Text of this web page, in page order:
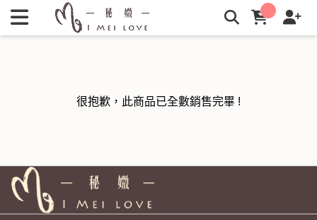
秘媺I Mei Love: 愛美愛自己，引導你從外用到內服的自體美 |
很抱歉，此商品已全數銷售完畢 !